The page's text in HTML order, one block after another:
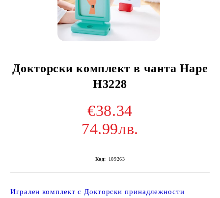
Докторски комплект в чанта Hape
H3228
€38.34
74.99лв.
Код: 109263
Игрален комплект с Докторски принадлежности